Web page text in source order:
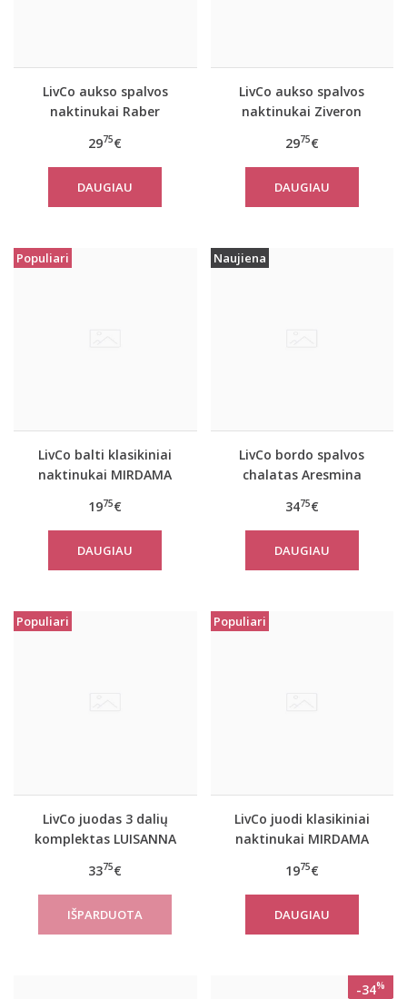
LivCo aukso spalvos
naktinukai Raber
2975€
DAUGIAU
LivCo aukso spalvos
naktinukai Ziveron
2975€
DAUGIAU
Populiari
LivCo balti klasikiniai
naktinukai MIRDAMA
1975€
DAUGIAU
Naujiena
LivCo bordo spalvos
chalatas Aresmina
3475€
DAUGIAU
Populiari
LivCo juodas 3 dalių
komplektas LUISANNA
3375€
Populiari
LivCo juodi klasikiniai
naktinukai MIRDAMA
1975€
DAUGIAU
-34%